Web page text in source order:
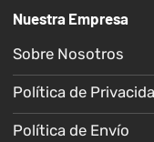
Nuestra Empresa
Sobre Nosotros
Política de
Política de Envío